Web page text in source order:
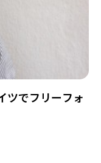
ツでフリーフォ